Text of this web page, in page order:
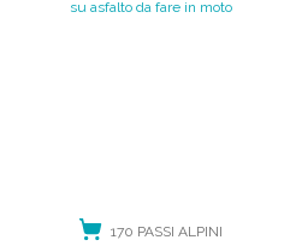
170 PASSI ALPINI